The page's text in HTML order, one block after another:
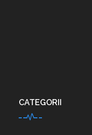
CATEGORII